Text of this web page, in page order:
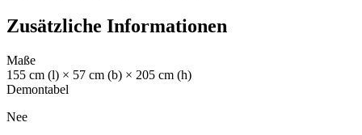
Zusätzliche Informationen
Maße
155 cm (l) × 57 cm (b) × 205 cm (h)
Demontabel
Nee